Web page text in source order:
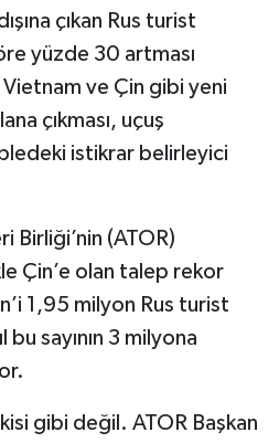
çıkan Rus turist
yüzde 30 artması
ve Çin gibi yeni
çıkması, uçuş
istikrar belirleyici
Birliği’nin (ATOR)
Çin’e olan talep rekor
1,95 milyon Rus turist
sayının 3 milyona
gibi değil. ATOR Başkan